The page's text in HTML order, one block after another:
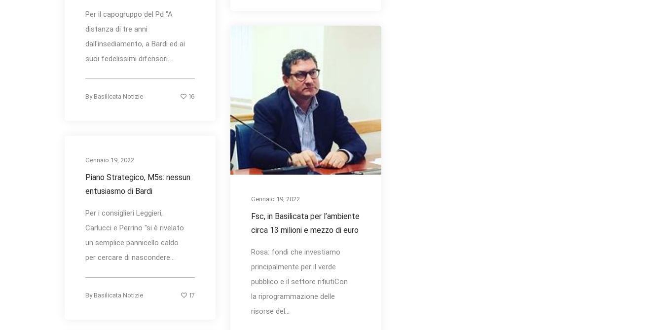
Per il capogruppo del Pd "A
distanza di tre anni
dall'insediamento, a Bardi ed ai
suoi fedelissimi difensori...
By Basilicata Notizie 16
Gennaio 19, 2022
Fsc, in Basilicata per l’ambiente
circa 13 milioni e mezzo di euro
Rosa: fondi che investiamo
principalmente per il verde
pubblico e il settore rifiutiCon
la riprogrammazione delle
risorse del...
Gennaio 19, 2022
Piano Strategico, M5s: nessun
entusiasmo di Bardi
Per i consiglieri Leggieri,
Carlucci e Perrino "si è rivelato
un semplice pannicello caldo
per cercare di nascondere...
By Basilicata Notizie 17